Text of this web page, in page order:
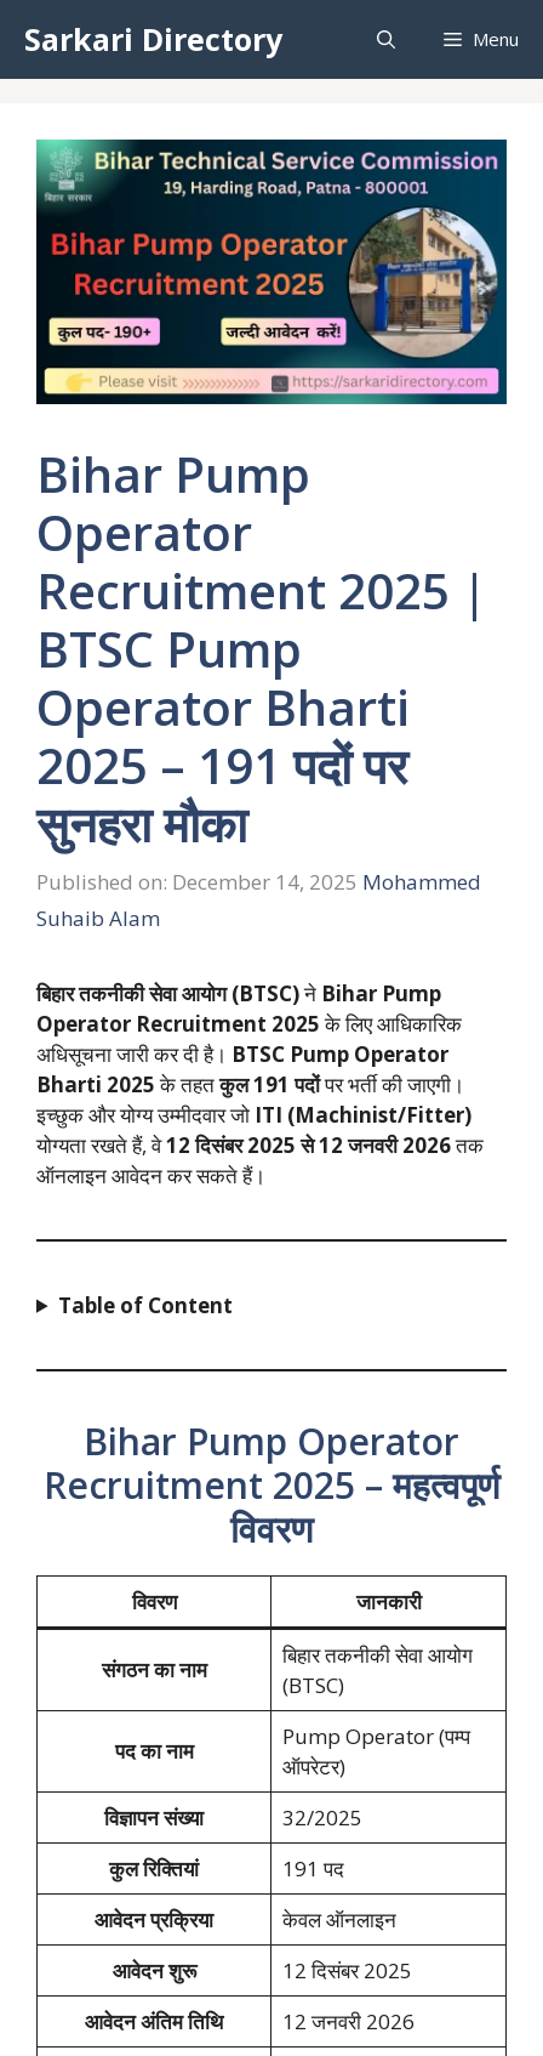
content
Sarkari Directory Menu
Bihar Pump
Operator
Recruitment 2025 |
BTSC Pump
Operator Bharti
2025 – 191 पदों पर
सुनहरा मौका
Published on: December 14, 2025 Mohammed
Suhaib Alam
बिहार तकनीकी सेवा आयोग (BTSC)ने Bihar Pump
Operator Recruitment 2025के लिए आधिकारिक
अधिसूचना जारी कर दी है। BTSC Pump Operator
Bharti 2025के तहतकुल 191 पदोंपर भर्ती की जाएगी।
इच्छुक और योग्य उम्मीदवार जो ITI (Machinist/Fitter)
योग्यता रखते हैं, वे12 दिसंबर 2025 से 12 जनवरी 2026तक
ऑनलाइन आवेदन कर सकते हैं।
Table of Content
Bihar Pump Operator
Recruitment 2025 – महत्वपूर्ण
विवरण
विवरण जानकारी
संगठन का नाम
बिहार तकनीकी सेवा आयोग
(BTSC)
पद का नाम
Pump Operator (पम्प
ऑपरेटर)
विज्ञापन संख्या
32/2025
कुल रिक्तियां
191 पद
आवेदन प्रक्रिया
केवल ऑनलाइन
आवेदन शुरू
12 दिसंबर 2025
आवेदन अंतिम तिथि
12 जनवरी 2026